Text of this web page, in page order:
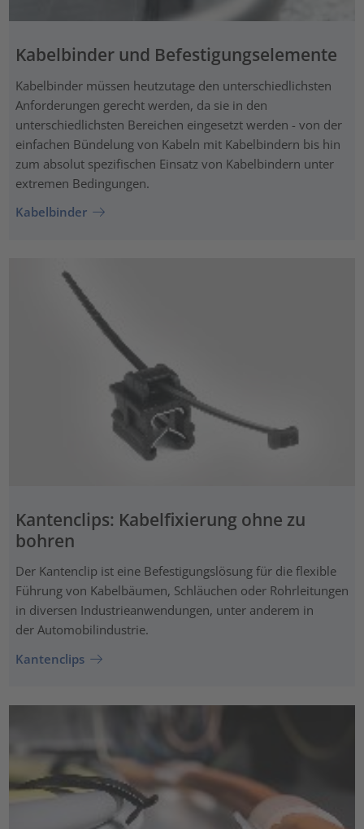
Kabelbinder und Befestigungselemente
Kabelbinder müssen heutzutage den unterschiedlichsten
Anforderungen gerecht werden, da sie in den
unterschiedlichsten Bereichen eingesetzt werden - von der
einfachen Bündelung von Kabeln mit Kabelbindern bis hin
zum absolut spezifischen Einsatz von Kabelbindern unter
extremen Bedingungen.
Kabelbinder
Kantenclips: Kabelfixierung ohne zu
bohren
Der Kantenclip ist eine Befestigungslösung für die flexible
Führung von Kabelbäumen, Schläuchen oder Rohrleitungen
in diversen Industrieanwendungen, unter anderem in
der Automobilindustrie.
Kantenclips